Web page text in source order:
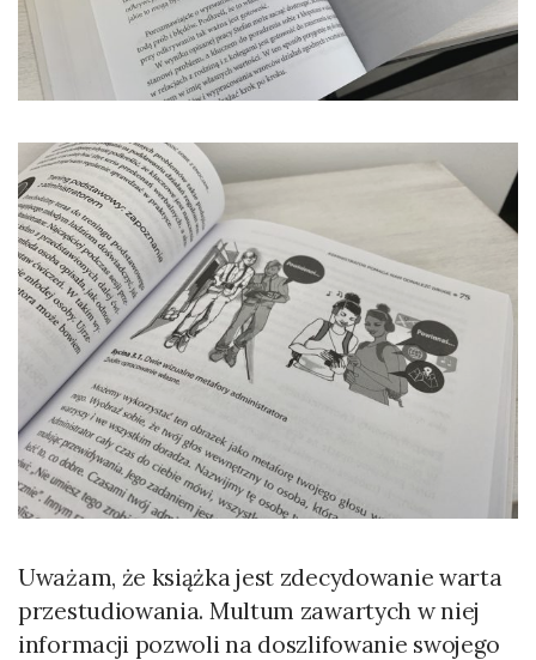
Uważam, że książka jest zdecydowanie warta
przestudiowania. Multum zawartych w niej
informacji pozwoli na doszlifowanie swojego